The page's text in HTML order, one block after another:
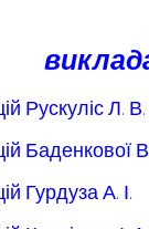
Рускуліс Л. В.
Баденкової
Гурдуза А. І.